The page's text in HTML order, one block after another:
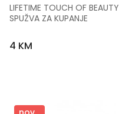
LIFETIME TOUCH OF BEAUTY
SPUŽVA ZA KUPANJE
4 KM